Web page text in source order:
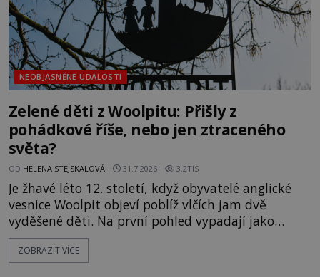
NEOBJASNĚNÉ UDÁLOSTI
Zelené děti z Woolpitu: Přišly z
pohádkové říše, nebo jen ztraceného
světa?
OD HELENA STEJSKALOVÁ 31.7.2026 3.2TIS
Je žhavé léto 12. století, když obyvatelé anglické
vesnice Woolpit objeví poblíž vlčích jam dvě
vyděšené děti. Na první pohled vypadají jako
každé jiné, až na jednu děsivou výjimku. Jejich
kůže má nazelenalý odstín, mluví
ZOBRAZIT VÍCE